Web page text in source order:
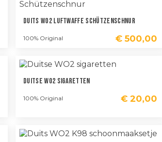
Duits WO2 Luftwaffe Schützenschnur
100% Original € 500,00
Duitse WO2 Sigaretten
100% Original € 20,00